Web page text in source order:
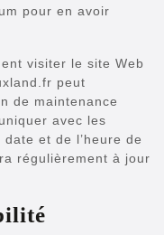
pour en avoir
visiter le site Web
peut
de maintenance
avec les
et de l’heure de
régulièrement à jour